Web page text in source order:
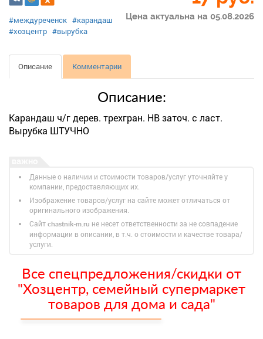
Цена актуальна на 05.08.2026
#междуреченск #карандаш
#хозцентр #вырубка
Описание Комментарии
Описание:
Карандаш ч/г дерев. трехгран. НВ заточ. с ласт.
Вырубка ШТУЧНО
Данные о наличии и стоимости товаров/услуг уточняйте у
компании, предоставляющих их.
Изображение товаров/услуг на сайте может отличаться от
оригинального изображения.
Сайт chastnik-m.ru не несет ответственности за не совпадение
информации в описании, в т.ч. о стоимости и качестве товара/
услуги.
Все спецпредложения/скидки от
"Хозцентр, семейный супермаркет
товаров для дома и сада"